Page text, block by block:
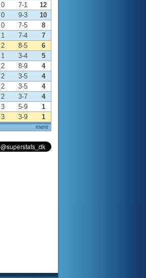
mere
0 7-1
12
0 9-3
10
0 7-5
8
1 7-4
7
2 8-5
6
1 3-4
5
2 8-9
4
2 3-5
4
2 3-5
4
2 3-7
4
3 5-9
1
3 3-9 1